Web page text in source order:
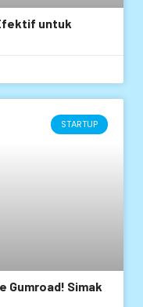
untuk
STARTUP
Gumroad! Simak